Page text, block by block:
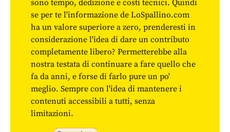
sono tempo, dedizione e costi tecnici. Quindi
se per te l'informazione de LoSpallino.com
ha un valore superiore a zero, prenderesti in
considerazione l'idea di dare un contributo
completamente libero? Permetterebbe alla
nostra testata di continuare a fare quello che
fa da anni, e forse di farlo pure un po'
meglio. Sempre con l'idea di mantenere i
contenuti accessibili a tutti, senza
limitazioni.